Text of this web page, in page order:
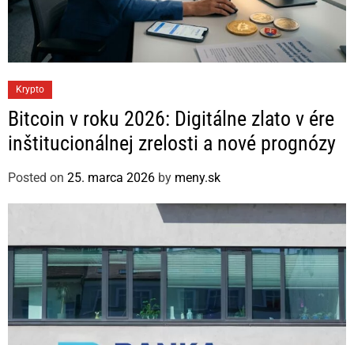
t
o
r
e
Krypto
Bitcoin v roku 2026: Digitálne zlato v ére
inštitucionálnej zrelosti a nové prognózy
Posted on 25. marca 2026 by meny.sk